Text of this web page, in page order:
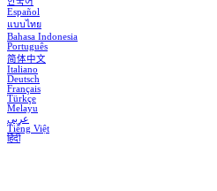
Español
แบบไทย
Bahasa Indonesia
Português
简体中文
Italiano
Deutsch
Français
Türkçe
Melayu
عربي
Tiếng Việt
हिंदी